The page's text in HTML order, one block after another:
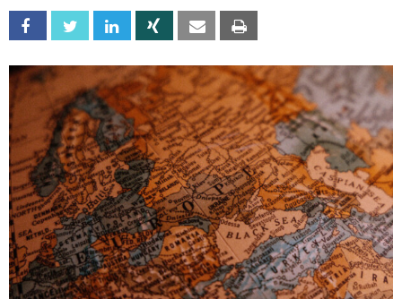
Facebook Twitter Linkedin Xing Email